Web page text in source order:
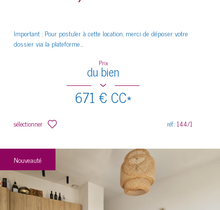
Important : Pour postuler à cette location, merci de déposer votre
dossier via la plateforme...
Prix
du bien
671 €CC*
sélectionner réf :144/1
Nouveauté